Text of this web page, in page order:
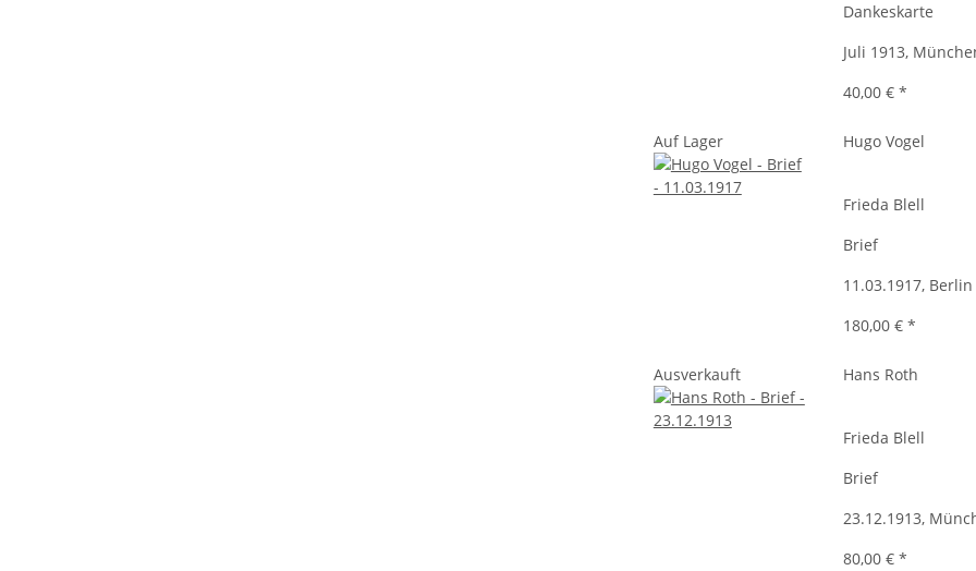
Dankeskarte
Juli 1913,
40,00 €*
Auf Lager Hugo Vogel
Frieda Blell
Brief
11.03.1917, Berlin
180,00 €*
Ausverkauft Hans Roth
Frieda Blell
Brief
23.12.1913,
80,00 €*